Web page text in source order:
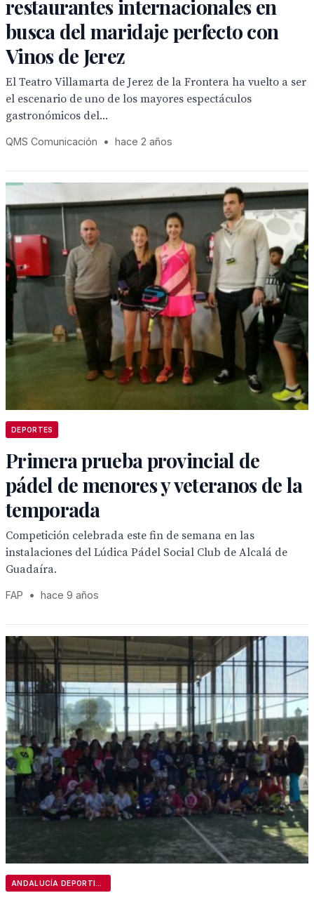
restaurantes internacionales en
busca del maridaje perfecto con
Vinos de Jerez
El Teatro Villamarta de Jerez de la Frontera ha vuelto a ser
el escenario de uno de los mayores espectáculos
gastronómicos del...
QMS Comunicación • hace 2 años
DEPORTES
Primera prueba provincial de
pádel de menores y veteranos de la
temporada
Competición celebrada este fin de semana en las
instalaciones del Lúdica Pádel Social Club de Alcalá de
Guadaíra.
FAP • hace 9 años